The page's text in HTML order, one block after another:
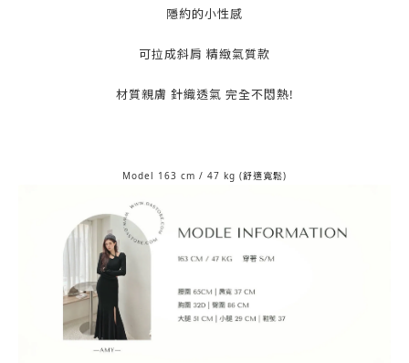
隱約的小性感
可拉成斜肩 精緻氣質款
材質親膚 針織透氣 完全不悶熱!
Model 163 cm / 47 kg (舒適寬鬆)